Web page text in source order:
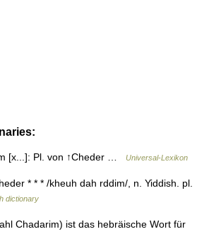
[x...]: Pl. von ↑Cheder … Universal-Lexikon
* * * /kheuh dah rddim/, n. Yiddish. pl.
dictionary